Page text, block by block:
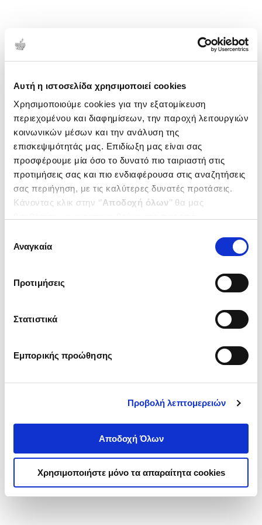
Αυτή η ιστοσελίδα χρησιμοποιεί cookies
Χρησιμοποιούμε cookies για την εξατομίκευση
περιεχομένου και διαφημίσεων, την παροχή λειτουργιών
κοινωνικών μέσων και την ανάλυση της
επισκεψιμότητάς μας. Επιδίωξη μας είναι σας
προσφέρουμε μία όσο το δυνατό πιο ταιριαστή στις
προτιμήσεις σας και πιο ενδιαφέρουσα στις αναζητήσεις
σας περιήγηση, με τις καλύτερες δυνατές προτάσεις.
Κάνοντας κλικ στην ‘’Αποδοχή όλων’’ θα μας
ενδιαφέρουν και να επιλέξετε από τα παρακάτω με την
΄΄και να ενημερωθείτε σχετικά με
συγκατάθεσης
Αναγκαία
Προτιμήσεις
Στατιστικά
Εμπορικής προώθησης
Προβολή λεπτομερειών
Αποδοχή Όλων
Χρησιμοποιήστε μόνο τα απαραίτητα cookies